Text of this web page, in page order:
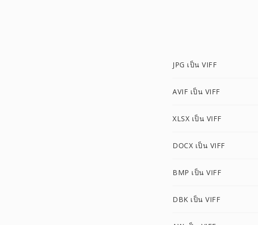
JPG เป็น VIFF
AVIF เป็น VIFF
XLSX เป็น VIFF
DOCX เป็น VIFF
BMP เป็น VIFF
DBK เป็น VIFF